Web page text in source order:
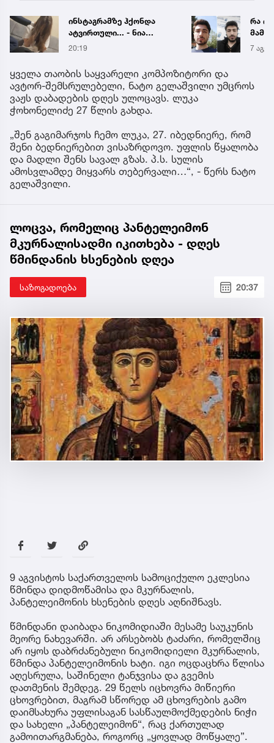
ინსტაგრამზე ჰქონდა
ატვირთული... - ნია
იმნაძის რომელ ფოტოზე
ავალიანის დედა
20:19
რა
7 აგვ
ყველა თაობის საყვარელი კომპოზიტორი და
ავტორ-შემსრულებელი, ნატო გელაშვილი უმცროს
ვაჟს დაბადების დღეს ულოცავს. ლუკა
ჭოხონელიძე 27 წლის გახდა.
„შენ გაგიმარჯოს ჩემო ლუკა, 27. იბედნიერე, რომ
შენი ბედნიერებით ვისაზრდოვო. უფლის წყალობა
და მადლი შენს სავალ გზას. პ.ს. სულის
ამოსვლამდე მიყვარს თებერვალი…“, - წერს ნატო
გელაშვილი.
ლოცვა, რომელიც პანტელეიმონ
მკურნალისადმი იკითხება - დღეს
წმინდანის ხსენების დღეა
საზოგადოება 20:37
9 აგვისტოს საქართველოს სამოციქულო ეკლესია
წმინდა დიდმოწამისა და მკურნალის,
პანტელეიმონის ხსენების დღეს აღნიშნავს.
წმინდანი დაიბადა ნიკომიდიაში მესამე საუკუნის
მეორე ნახევარში. არ არსებობს ტაძარი, რომელშიც
არ იყოს დაბრძანებული ნიკომიდიელი მკურნალის,
წმინდა პანტელეიმონის ხატი. იგი ოცდაცხრა წლისა
აღესრულა, საშინელი ტანჯვისა და გვემის
დათმენის შემდეგ. 29 წელს იცხოვრა მიწიერი
ცხოვრებით, მაგრამ სწორედ ამ ცხოვრების გამო
დაიმსახურა უფლისაგან სასწაულმოქმედების ნიჭი
და სახელი „პანტელეიმონ“, რაც ქართულად
გამოითარგმანება, როგორც „ყოვლად მოწყალე”.